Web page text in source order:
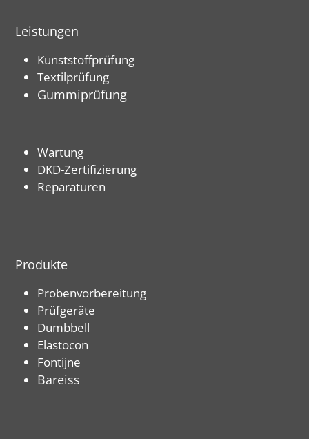
Leistungen
Kunststoffprüfung
Textilprüfung
Gummiprüfung
Wartung
DKD-Zertifizierung
Reparaturen
Produkte
Probenvorbereitung
Prüfgeräte
Dumbbell
Elastocon
Fontijne
Bareiss